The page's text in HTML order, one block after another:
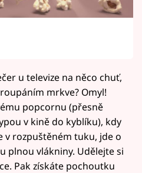
u televize na něco chuť,
mrkve? Omyl!
popcornu (přesně
v kině do kyblíku), kdy
v rozpuštěném tuku, jde o
plnou vlákniny. Udělejte si
Pak získáte pochoutku